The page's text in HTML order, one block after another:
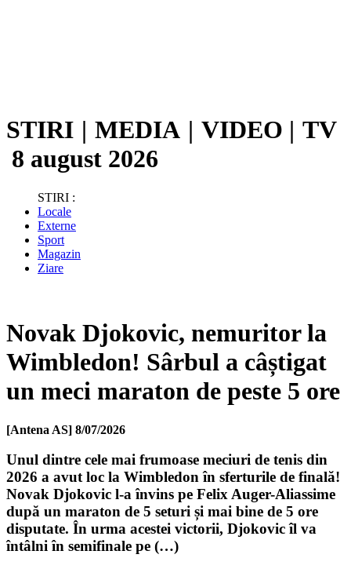
STIRI | MEDIA | VIDEO | TV
8 august 2026
STIRI :
Locale
Externe
Sport
Magazin
Ziare
Novak Djokovic, nemuritor la
Wimbledon! Sârbul a câștigat
un meci maraton de peste 5 ore
[Antena AS] 8/07/2026
Unul dintre cele mai frumoase meciuri de tenis din
2026 a avut loc la Wimbledon în sferturile de finală!
Novak Djokovic l-a învins pe Felix Auger-Aliassime
după un maraton de 5 seturi și mai bine de 5 ore
disputate. În urma acestei victorii, Djokovic îl va
întâlni în semifinale pe (…)